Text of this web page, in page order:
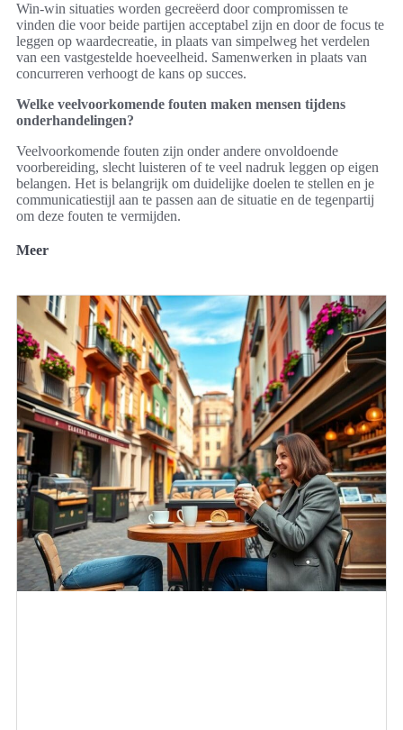
Win-win situaties worden gecreëerd door compromissen te
vinden die voor beide partijen acceptabel zijn en door de focus te
leggen op waardecreatie, in plaats van simpelweg het verdelen
van een vastgestelde hoeveelheid. Samenwerken in plaats van
concurreren verhoogt de kans op succes.
Welke veelvoorkomende fouten maken mensen tijdens
onderhandelingen?
Veelvoorkomende fouten zijn onder andere onvoldoende
voorbereiding, slecht luisteren of te veel nadruk leggen op eigen
belangen. Het is belangrijk om duidelijke doelen te stellen en je
communicatiestijl aan te passen aan de situatie en de tegenpartij
om deze fouten te vermijden.
Meer